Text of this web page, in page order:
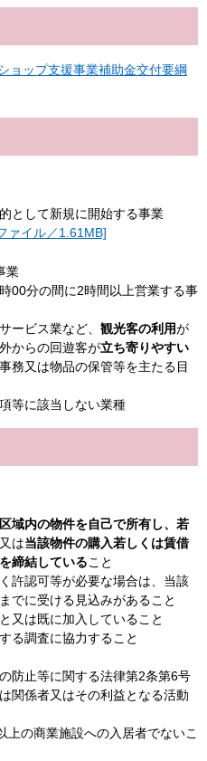
ョップ支援事業補助金交付要綱
として新規に開始する事業
ァイル／1.61MB]
業
00分の間に2時間以上営業する事
ービス業など、 観光客の利用が
からの回遊客が立ち寄りやすい
務又は物品の保管等を主たる目
等に該当しない業種
域内の物件を自己で所有し、若
は当該物件の購入若しくは賃借
締結していること
許認可等が必要な場合は、当該
でに受ける見込みがあること
又は既に加入していること
る調査に協力すること
防止等に関する法律第2条第6号
関係者又はその利益となる活動
上の商業施設への入居者でないこ